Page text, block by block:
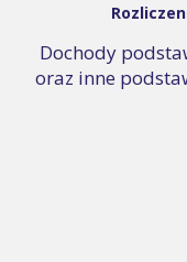
Dochody
oraz inne